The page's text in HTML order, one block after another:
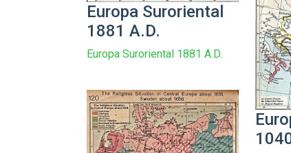
Europa Suroriental
1881 A.D.
Europa Suroriental 1881 A.D.